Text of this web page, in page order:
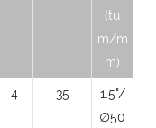
(tu
m/m
m)
4 35
1.5"/
∅50